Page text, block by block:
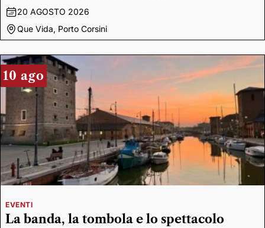
20 AGOSTO 2026
Que Vida, Porto Corsini
10 ago
EVENTI
La banda, la tombola e lo spettacolo